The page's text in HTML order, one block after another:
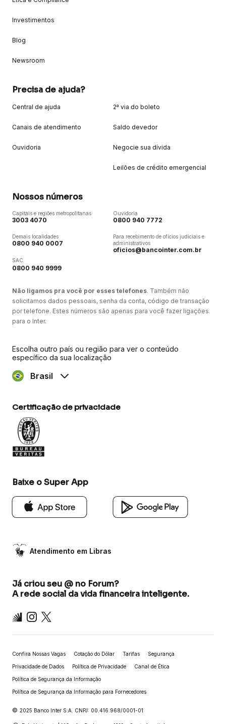
Investimentos
Blog
Newsroom
Precisa de ajuda?
Central de ajuda
Canais de atendimento
Ouvidoria
2ª via do boleto
Saldo devedor
Negocie sua dívida
Leilões de crédito emergencial
Nossos números
Capitais e regiões metropolitanas
3003 4070
Demais localidades
0800 940 0007
SAC
0800 940 9999
Ouvidoria
0800 940 7772
Para recebimento de ofícios judiciais e
administrativos
oficios@bancointer.com.br
Não ligamos pra você por esses telefones. Também não
solicitamos dados pessoais, senha da conta, código de transação
por telefone. Estes números são apenas para você fazer ligações
para o Inter.
Escolha outro país ou região para ver o conteúdo
específico da sua localização
Brasil
Certificação de privacidade
Baixe o Super App
Atendimento em Libras
Já criou seu @ no Forum?
A rede social da vida financeira inteligente.
Inter Instagram
X
Confira Nossas Vagas Cotação do Dólar Tarifas Segurança
Privacidade de Dados Política de Privacidade Canal de Ética
Política de Segurança da Informação
Política de Segurança da Informação para Fornecedores
© 2025 Banco Inter S.A. CNPJ: 00.416.968/0001-01